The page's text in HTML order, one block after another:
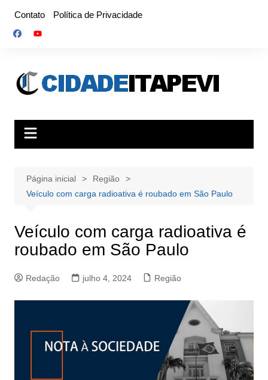
Contato Política de Privacidade
Página inicial
Região
Veículo com carga radioativa é roubado em São Paulo
Veículo com carga radioativa é
roubado em São Paulo
Redação julho 4, 2024 Região